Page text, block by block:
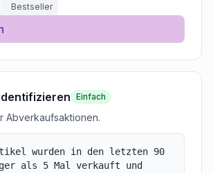
Bestseller
Einfach
Abverkaufsaktionen.
wurden in den letzten 90
als 5 Mal verkauft und